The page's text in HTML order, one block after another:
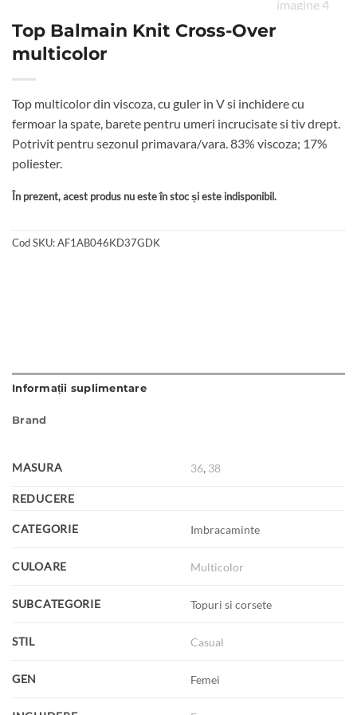
Top Balmain Knit Cross-Over
multicolor
Top multicolor din viscoza, cu guler in V si inchidere cu
fermoar la spate, barete pentru umeri incrucisate si tiv drept.
Potrivit pentru sezonul primavara/vara. 83% viscoza; 17%
poliester.
În prezent, acest produs nu este în stoc și este indisponibil.
Cod SKU:AF1AB046KD37GDK
Informații suplimentare
Brand
MASURA 36, 38
REDUCERE
CATEGORIE Imbracaminte
CULOARE Multicolor
SUBCATEGORIE Topuri si corsete
STIL Casual
GEN Femei